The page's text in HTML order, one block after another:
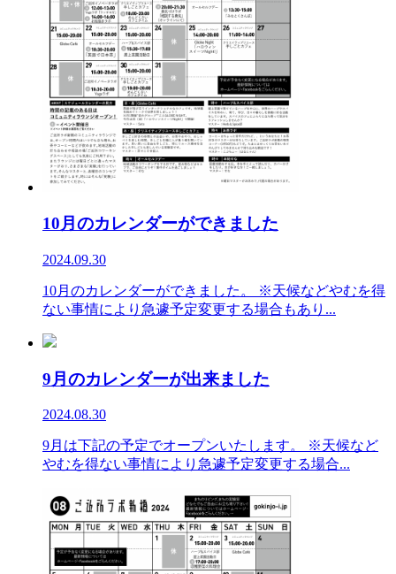
10月のカレンダーができました
2024.09.30
10月のカレンダーができました。 ※天候などやむを得
ない事情により急遽予定変更する場合もあり...
9月のカレンダーが出来ました
2024.08.30
9月は下記の予定でオープンいたします。 ※天候など
やむを得ない事情により急遽予定変更する場合...